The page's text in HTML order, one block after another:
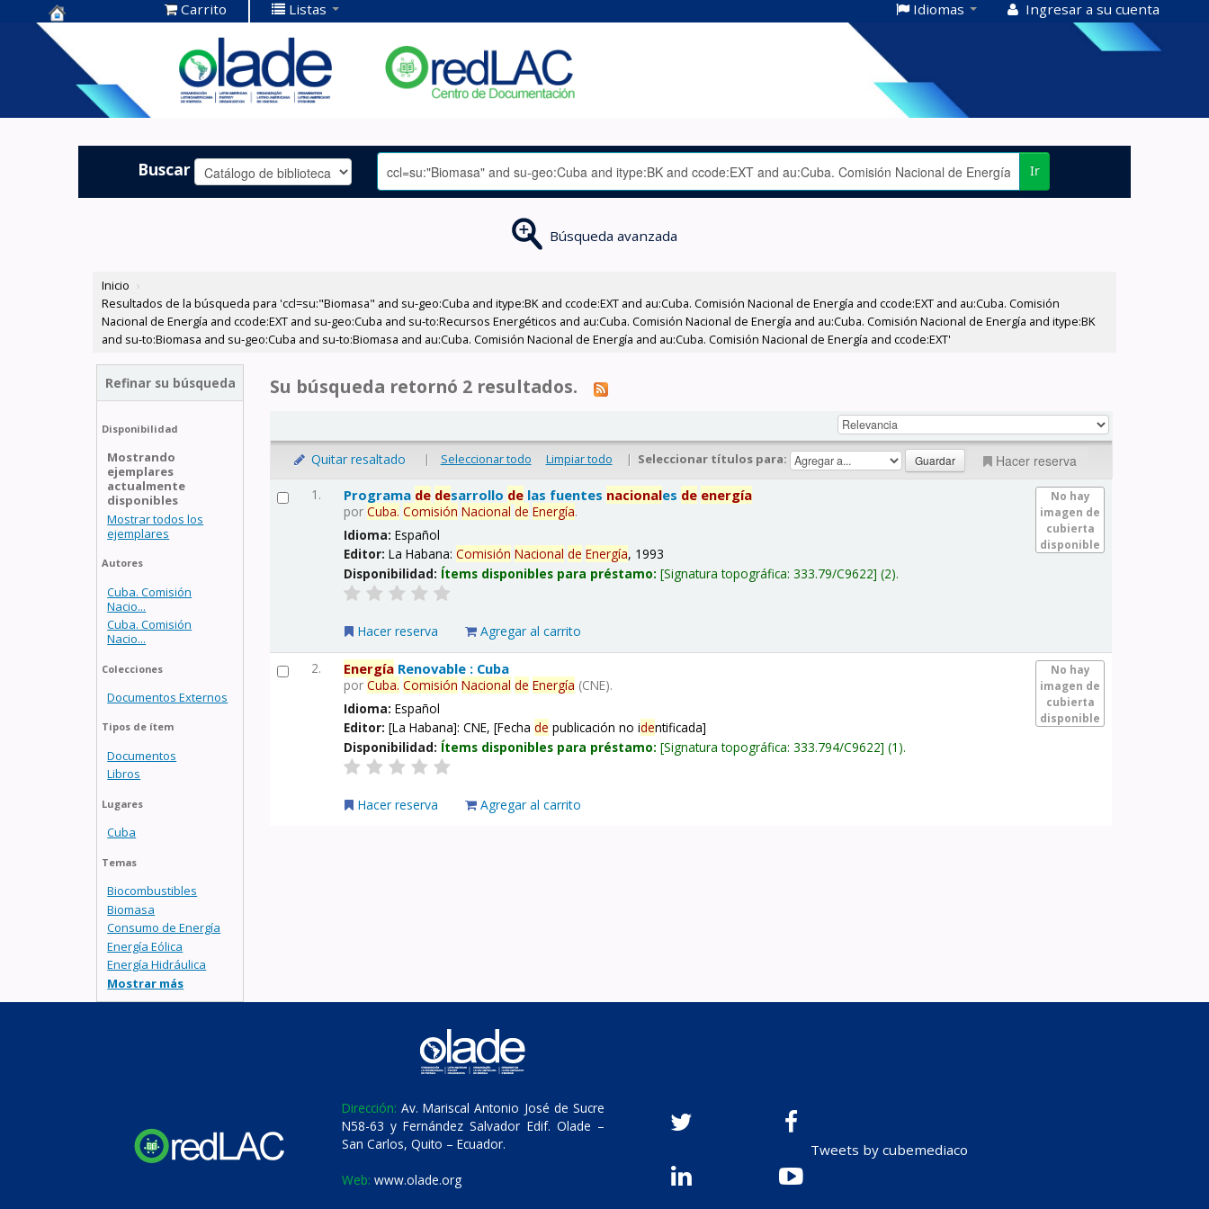
Centro de
Documentación
OLADE -
Carrito Listas Idiomas Ingresar a su cuenta
Buscar Ir
Búsqueda avanzada
Inicio ›
Resultados de la búsqueda para 'ccl=su:"Biomasa" and su-geo:Cuba and itype:BK and ccode:EXT and au:Cuba. Comisión Nacional de Energía and ccode:EXT and au:Cuba. Comisión
Nacional de Energía and ccode:EXT and su-geo:Cuba and su-to:Recursos Energéticos and au:Cuba. Comisión Nacional de Energía and au:Cuba. Comisión Nacional de Energía and itype:BK
and su-to:Biomasa and su-geo:Cuba and su-to:Biomasa and au:Cuba. Comisión Nacional de Energía and au:Cuba. Comisión Nacional de Energía and ccode:EXT'
Refinar su búsqueda
Disponibilidad
Mostrando
ejemplares
actualmente
disponibles
Mostrar todos los
ejemplares
Autores
Cuba. Comisión
Nacio...
Cuba. Comisión
Nacio...
Colecciones
Documentos Externos
Tipos de ítem
Documentos
Libros
Lugares
Cuba
Temas
Biocombustibles
Biomasa
Consumo de Energía
Energía Eólica
Energía Hidráulica
Mostrar más
Su búsqueda retornó 2 resultados.
Quitar resaltado | Seleccionar todo Limpiar todo | Seleccionar títulos para: Hacer reserva
1.
No hay
imagen de
cubierta
disponible
Programa de desarrollo de las fuentes nacionales de energía
porCuba. Comisión Nacional de Energía.
Idioma:Español
Editor:La Habana:Comisión Nacional de Energía, 1993
Disponibilidad: Ítems disponibles para préstamo: Signatura topográfica:333.79/C9622 (2).
Hacer reserva Agregar al carrito
2.
No hay
imagen de
cubierta
disponible
Energía Renovable : Cuba
porCuba. Comisión Nacional de Energía (CNE).
Idioma:Español
Editor:[La Habana]: CNE, [Fechade publicación no identificada]
Disponibilidad: Ítems disponibles para préstamo: Signatura topográfica:333.794/C9622 (1).
Hacer reserva Agregar al carrito
Dirección: Av. Mariscal Antonio José de Sucre
N58-63 y Fernández Salvador Edif. Olade –
San Carlos, Quito – Ecuador.
Web: www.olade.org
Tweets by cubemediaco